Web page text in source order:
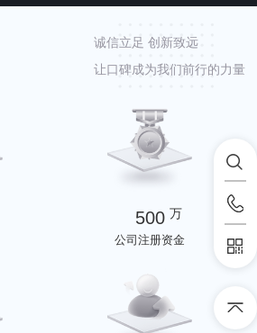
诚信立足 创新致远
让口碑成为我们前行的力量
500 万
公司注册资金